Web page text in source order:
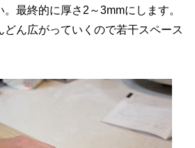
最終的に厚さ2～3mmにします。
どん広がっていくので若干スペース